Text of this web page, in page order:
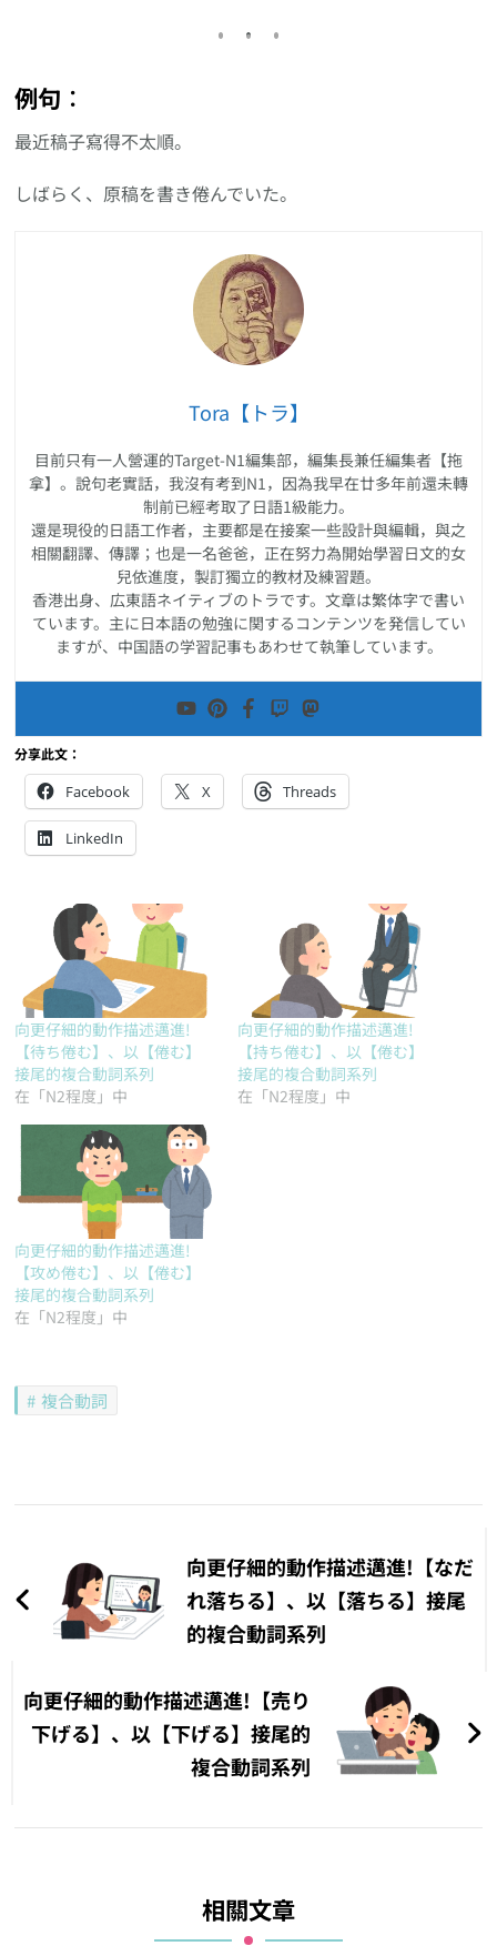
例句︰
最近稿子寫得不太順。
しばらく、原稿を書き倦んでいた。
Tora【トラ】
目前只有一人營運的Target-N1編集部，編集長兼任編集者【拖
拿】。說句老實話，我沒有考到N1，因為我早在廿多年前還未轉
制前已經考取了日語1級能力。
還是現役的日語工作者，主要都是在接案一些設計與編輯，與之
相關翻譯、傳譯；也是一名爸爸，正在努力為開始學習日文的女
兒依進度，製訂獨立的教材及練習題。
香港出身、広東語ネイティブのトラです。文章は繁体字で書い
ています。主に日本語の勉強に関するコンテンツを発信してい
ますが、中国語の学習記事もあわせて執筆しています。
分享此文：
Facebook X Threads
LinkedIn
向更仔細的動作描述邁進!
【待ち倦む】、以【倦む】
接尾的複合動詞系列
在「N2程度」中
向更仔細的動作描述邁進!
【持ち倦む】、以【倦む】
接尾的複合動詞系列
在「N2程度」中
向更仔細的動作描述邁進!
【攻め倦む】、以【倦む】
接尾的複合動詞系列
在「N2程度」中
複合動詞
導
向更仔細的動作描述邁進!【なだ
れ落ちる】、以【落ちる】接尾
的複合動詞系列
向更仔細的動作描述邁進!【売り
下げる】、以【下げる】接尾的
複合動詞系列
相關文章